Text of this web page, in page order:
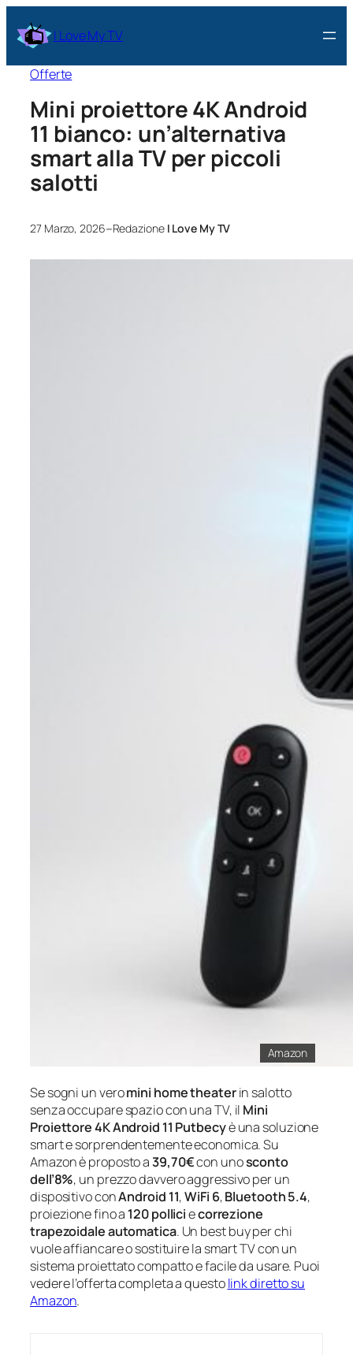
I Love My TV
Offerte
Mini proiettore 4K Android
11 bianco: un’alternativa
smart alla TV per piccoli
salotti
27 Marzo, 2026–Redazione I Love My TV
Amazon
Se sogni un veromini home theaterin salotto
senza occupare spazio con una TV, il Mini
Proiettore 4K Android 11 Putbecyè una soluzione
smart e sorprendentemente economica. Su
Amazon è proposto a39,70€con unosconto
dell’8%, un prezzo davvero aggressivo per un
dispositivo conAndroid 11,WiFi 6,Bluetooth 5.4,
proiezione fino a 120 polliciecorrezione
trapezoidale automatica. Un best buy per chi
vuole affiancare o sostituire la smart TV con un
sistema proiettato compatto e facile da usare. Puoi
vedere l’offerta completa a questolink diretto su
Amazon.